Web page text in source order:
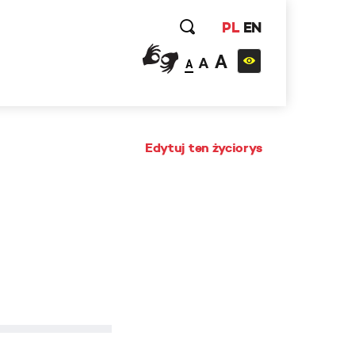
PL EN
A A A
Edytuj ten życiorys